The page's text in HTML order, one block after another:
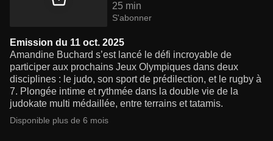
25 min
S'abonner
Emission du 11 oct. 2025
Amandine Buchard s’est lancé le défi incroyable de
participer aux prochains Jeux Olympiques dans deux
disciplines : le judo, son sport de prédilection, et le rugby à
7. Plongée intime et rythmée dans la double vie de la
judokate multi médaillée, entre terrains et tatamis.
Disponible plus de 6 mois